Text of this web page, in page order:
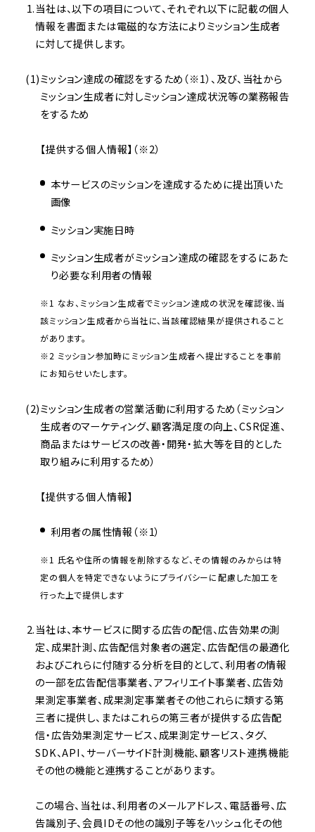
当社は、以下の項目について、それぞれ以下に記載の個人
情報を書面または電磁的な方法によりミッション生成者
に対して提供します。
ミッション達成の確認をするため（※1）、及び、当社から
ミッション生成者に対しミッション達成状況等の業務報告
をするため
【提供する個人情報】（※2）
本サービスのミッションを達成するために提出頂いた
画像
ミッション実施日時
ミッション生成者がミッション達成の確認をするにあた
り必要な利用者の情報
※1 なお、ミッション生成者でミッション達成の状況を確認後、当
該ミッション生成者から当社に、当該確認結果が提供されること
があります。
※2 ミッション参加時にミッション生成者へ提出することを事前
にお知らせいたします。
ミッション生成者の営業活動に利用するため（ミッション
生成者のマーケティング、顧客満足度の向上、CSR促進、
商品またはサービスの改善・開発・拡大等を目的とした
取り組みに利用するため）
【提供する個人情報】
利用者の属性情報（※1）
※1 氏名や住所の情報を削除するなど、その情報のみからは特
定の個人を特定できないようにプライバシーに配慮した加工を
行った上で提供します
当社は、本サービスに関する広告の配信、広告効果の測
定、成果計測、広告配信対象者の選定、広告配信の最適化
およびこれらに付随する分析を目的として、利用者の情報
の一部を広告配信事業者、アフィリエイト事業者、広告効
果測定事業者、成果測定事業者その他これらに類する第
三者に提供し、またはこれらの第三者が提供する広告配
信・広告効果測定サービス、成果測定サービス、タグ、
SDK、API、サーバーサイド計測機能、顧客リスト連携機能
その他の機能と連携することがあります。
この場合、当社は、利用者のメールアドレス、電話番号、広
告識別子、会員IDその他の識別子等をハッシュ化その他